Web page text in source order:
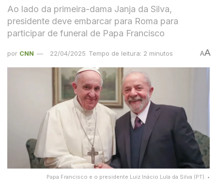
Ao lado da primeira-dama Janja da Silva,
presidente deve embarcar para Roma para
participar de funeral de Papa Francisco
por CNN 22/04/2025 Tempo de leitura: 2 minutos AA
Papa Francisco e o presidente Luiz Inácio Lula da Silva (PT). •